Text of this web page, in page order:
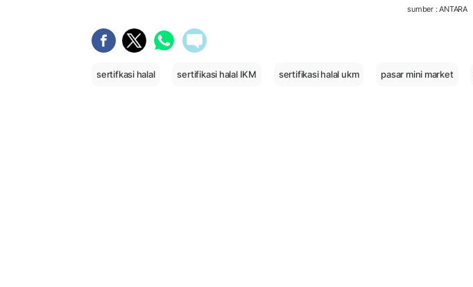
sumber : ANTARA
sertifkasi halal sertifikasi halal IKM sertifikasi halal ukm pasar mini market